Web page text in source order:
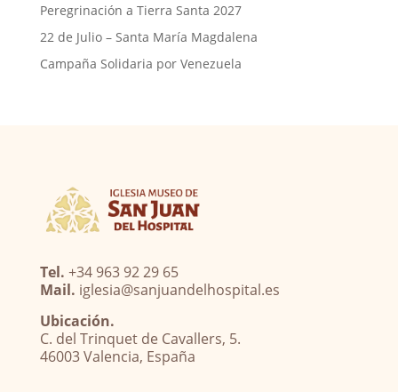
Peregrinación a Tierra Santa 2027
22 de Julio – Santa María Magdalena
Campaña Solidaria por Venezuela
Tel. +34 963 92 29 65
Mail. iglesia@sanjuandelhospital.es
Ubicación.
C. del Trinquet de Cavallers, 5.
46003 Valencia, España